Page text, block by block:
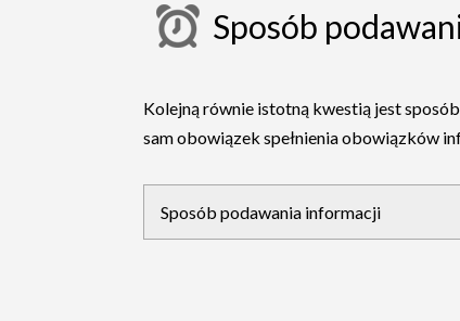
Sposób
Kolejną równie istotną kwestią jest
sam obowiązek spełnienia obowiązków
Sposób podawania informacji